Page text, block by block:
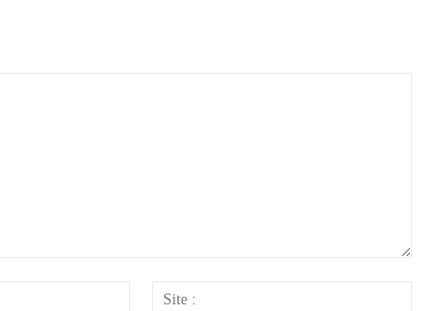
Email